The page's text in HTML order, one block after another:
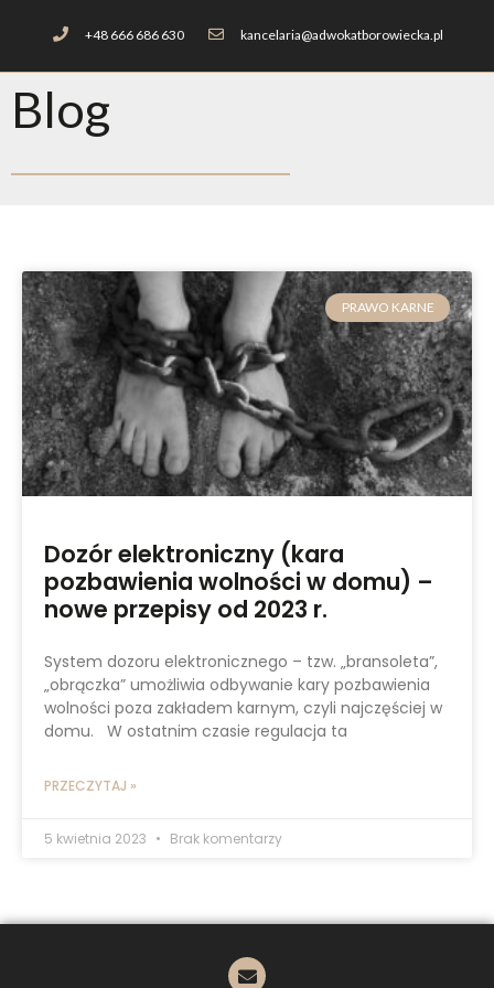
+48 666 686 630 kancelaria@adwokatborowiecka.pl
Blog
PRAWO KARNE
Dozór elektroniczny (kara
pozbawienia wolności w domu) –
nowe przepisy od 2023 r.
System dozoru elektronicznego – tzw. „bransoleta”,
„obrączka” umożliwia odbywanie kary pozbawienia
wolności poza zakładem karnym, czyli najczęściej w
domu. W ostatnim czasie regulacja ta
PRZECZYTAJ »
5 kwietnia 2023 Brak komentarzy